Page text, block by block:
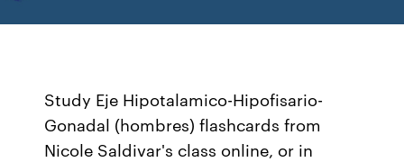
Study Eje Hipotalamico-Hipofisario-
Gonadal (hombres) flashcards from
Nicole Saldivar's class online, or in